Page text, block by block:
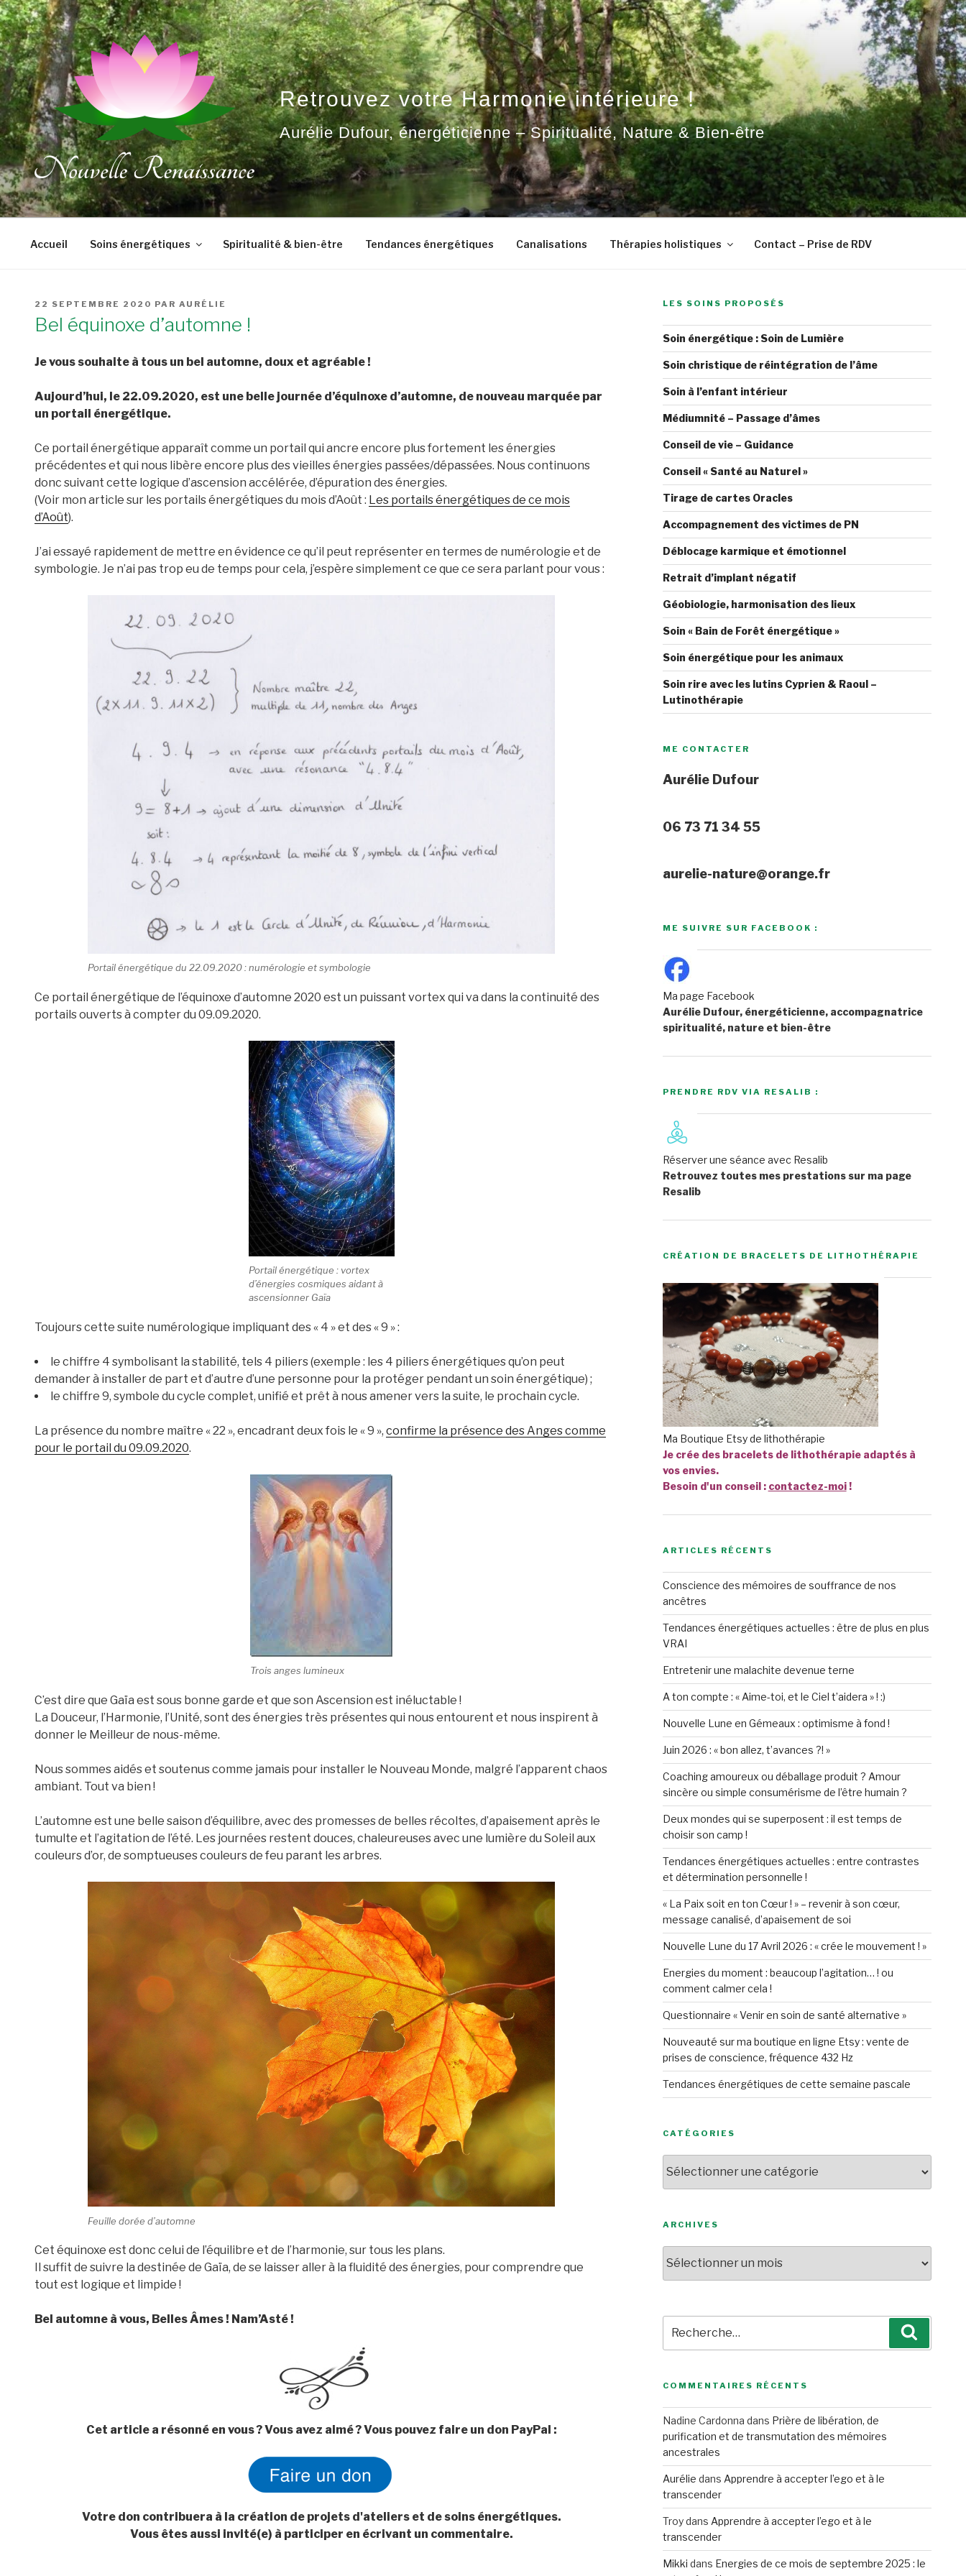
Aller
au
contenu
principal
Retrouvez votre Harmonie intérieure !
Aurélie Dufour, énergéticienne – Spiritualité, Nature & Bien-être
Accueil Soins énergétiques Spiritualité & bien-être Tendances énergétiques Canalisations Thérapies holistiques Contact – Prise de RDV
PUBLIÉ
22 SEPTEMBRE 2020 PAR AURÉLIE
Bel équinoxe d’automne !
Je vous souhaite à tous un bel automne, doux et agréable !
Aujourd’hui, le 22.09.2020, est une belle journée d’équinoxe d’automne, de nouveau marquée par
un portail énergétique.
Ce portail énergétique apparaît comme un portail qui ancre encore plus fortement les énergies
précédentes et qui nous libère encore plus des vieilles énergies passées/dépassées. Nous continuons
donc suivant cette logique d’ascension accélérée, d’épuration des énergies.
(Voir mon article sur les portails énergétiques du mois d’Août : Les portails énergétiques de ce mois
d’Août).
J’ai essayé rapidement de mettre en évidence ce qu’il peut représenter en termes de numérologie et de
symbologie. Je n’ai pas trop eu de temps pour cela, j’espère simplement ce que ce sera parlant pour vous :
Portail énergétique du 22.09.2020 : numérologie et symbologie
Ce portail énergétique de l’équinoxe d’automne 2020 est un puissant vortex qui va dans la continuité des
portails ouverts à compter du 09.09.2020.
Portail énergétique : vortex
d’énergies cosmiques aidant à
ascensionner Gaïa
Toujours cette suite numérologique impliquant des « 4 » et des « 9 » :
le chiffre 4 symbolisant la stabilité, tels 4 piliers (exemple : les 4 piliers énergétiques qu’on peut
demander à installer de part et d’autre d’une personne pour la protéger pendant un soin énergétique) ;
le chiffre 9, symbole du cycle complet, unifié et prêt à nous amener vers la suite, le prochain cycle.
La présence du nombre maître « 22 », encadrant deux fois le « 9 », confirme la présence des Anges comme
pour le portail du 09.09.2020.
Trois anges lumineux
C’est dire que Gaïa est sous bonne garde et que son Ascension est inéluctable !
La Douceur, l’Harmonie, l’Unité, sont des énergies très présentes qui nous entourent et nous inspirent à
donner le Meilleur de nous-même.
Nous sommes aidés et soutenus comme jamais pour installer le Nouveau Monde, malgré l’apparent chaos
ambiant. Tout va bien !
L’automne est une belle saison d’équilibre, avec des promesses de belles récoltes, d’apaisement après le
tumulte et l’agitation de l’été. Les journées restent douces, chaleureuses avec une lumière du Soleil aux
couleurs d’or, de somptueuses couleurs de feu parant les arbres.
Feuille dorée d’automne
Cet équinoxe est donc celui de l’équilibre et de l’harmonie, sur tous les plans.
Il suffit de suivre la destinée de Gaïa, de se laisser aller à la fluidité des énergies, pour comprendre que
tout est logique et limpide !
Bel automne à vous, Belles Âmes ! Nam’Asté !
Cet article a résonné en vous ? Vous avez aimé ? Vous pouvez faire un don PayPal :
Votre don contribuera à la création de projets d'ateliers et de soins énergétiques.
Vous êtes aussi invité(e) à participer en écrivant un commentaire.
LES SOINS PROPOSÉS
Soin énergétique : Soin de Lumière
Soin christique de réintégration de l’âme
Soin à l’enfant intérieur
Médiumnité – Passage d’âmes
Conseil de vie – Guidance
Conseil « Santé au Naturel »
Tirage de cartes Oracles
Accompagnement des victimes de PN
Déblocage karmique et émotionnel
Retrait d’implant négatif
Géobiologie, harmonisation des lieux
Soin « Bain de Forêt énergétique »
Soin énergétique pour les animaux
Soin rire avec les lutins Cyprien & Raoul –
Lutinothérapie
ME CONTACTER
Aurélie Dufour
06 73 71 34 55
aurelie-nature@orange.fr
ME SUIVRE SUR FACEBOOK :
Ma page Facebook
Aurélie Dufour, énergéticienne, accompagnatrice
spiritualité, nature et bien-être
PRENDRE RDV VIA RESALIB :
Réserver une séance avec Resalib
Retrouvez toutes mes prestations sur ma page
Resalib
CRÉATION DE BRACELETS DE LITHOTHÉRAPIE
Ma Boutique Etsy de lithothérapie
Je crée des bracelets de lithothérapie adaptés à
vos envies.
Besoin d'un conseil : contactez-moi!
ARTICLES RÉCENTS
Conscience des mémoires de souffrance de nos
ancêtres
Tendances énergétiques actuelles : être de plus en plus
VRAI
Entretenir une malachite devenue terne
A ton compte : « Aime-toi, et le Ciel t’aidera » ! :)
Nouvelle Lune en Gémeaux : optimisme à fond !
Juin 2026 : « bon allez, t’avances ?! »
Coaching amoureux ou déballage produit ? Amour
sincère ou simple consumérisme de l’être humain ?
Deux mondes qui se superposent : il est temps de
choisir son camp !
Tendances énergétiques actuelles : entre contrastes
et détermination personnelle !
« La Paix soit en ton Cœur ! » – revenir à son cœur,
message canalisé, d’apaisement de soi
Nouvelle Lune du 17 Avril 2026 : « crée le mouvement ! »
Energies du moment : beaucoup l’agitation… ! ou
comment calmer cela !
Questionnaire « Venir en soin de santé alternative »
Nouveauté sur ma boutique en ligne Etsy : vente de
prises de conscience, fréquence 432 Hz
Tendances énergétiques de cette semaine pascale
CATÉGORIES
ARCHIVES
pour
:
COMMENTAIRES RÉCENTS
Nadine Cardonna dans Prière de libération, de
purification et de transmutation des mémoires
ancestrales
Aurélie dans Apprendre à accepter l’ego et à le
transcender
Troydans Apprendre à accepter l’ego et à le
transcender
Mikki dans Energies de ce mois de septembre 2025 : le